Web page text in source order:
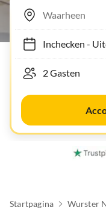
Inchecken-
Startpagina Wurster